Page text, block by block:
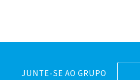
JUNTE-SE AO GRUPO